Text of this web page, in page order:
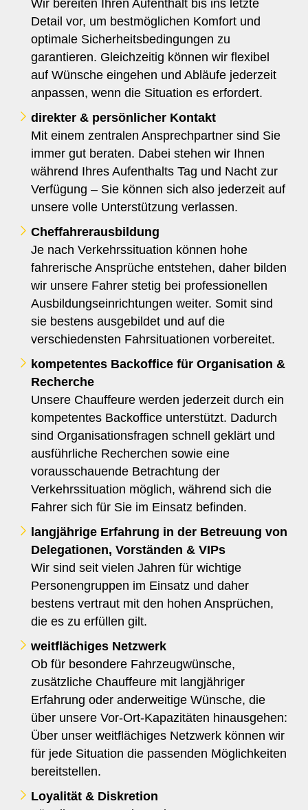
Wir bereiten Ihren Aufenthalt bis ins letzte
Detail vor, um bestmöglichen Komfort und
optimale Sicherheitsbedingungen zu
garantieren. Gleichzeitig können wir flexibel
auf Wünsche eingehen und Abläufe jederzeit
anpassen, wenn die Situation es erfordert.
direkter & persönlicher Kontakt
Mit einem zentralen Ansprechpartner sind Sie
immer gut beraten. Dabei stehen wir Ihnen
während Ihres Aufenthalts Tag und Nacht zur
Verfügung – Sie können sich also jederzeit auf
unsere volle Unterstützung verlassen.
Cheffahrerausbildung
Je nach Verkehrssituation können hohe
fahrerische Ansprüche entstehen, daher bilden
wir unsere Fahrer stetig bei professionellen
Ausbildungseinrichtungen weiter. Somit sind
sie bestens ausgebildet und auf die
verschiedensten Fahrsituationen vorbereitet.
kompetentes Backoffice für Organisation &
Recherche
Unsere Chauffeure werden jederzeit durch ein
kompetentes Backoffice unterstützt. Dadurch
sind Organisationsfragen schnell geklärt und
ausführliche Recherchen sowie eine
vorausschauende Betrachtung der
Verkehrssituation möglich, während sich die
Fahrer sich für Sie im Einsatz befinden.
langjährige Erfahrung in der Betreuung von
Delegationen, Vorständen & VIPs
Wir sind seit vielen Jahren für wichtige
Personengruppen im Einsatz und daher
bestens vertraut mit den hohen Ansprüchen,
die es zu erfüllen gilt.
weitflächiges Netzwerk
Ob für besondere Fahrzeugwünsche,
zusätzliche Chauffeure mit langjähriger
Erfahrung oder anderweitige Wünsche, die
über unsere Vor-Ort-Kapazitäten hinausgehen:
Über unser weitflächiges Netzwerk können wir
für jede Situation die passenden Möglichkeiten
bereitstellen.
Loyalität & Diskretion